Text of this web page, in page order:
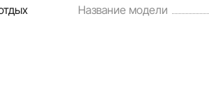
Название модели